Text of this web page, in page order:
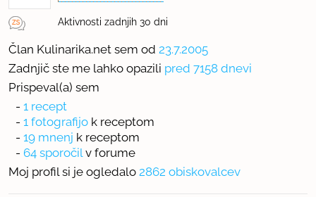
Aktivnosti zadnjih 30 dni
Član Kulinarika.net sem od 23.7.2005
Zadnjič ste me lahko opazili pred 7158 dnevi
Prispeval(a) sem
- 1 recept
- 1 fotografijo k receptom
- 19 mnenj k receptom
- 64 sporočil v forume
Moj profil si je ogledalo 2862 obiskovalcev